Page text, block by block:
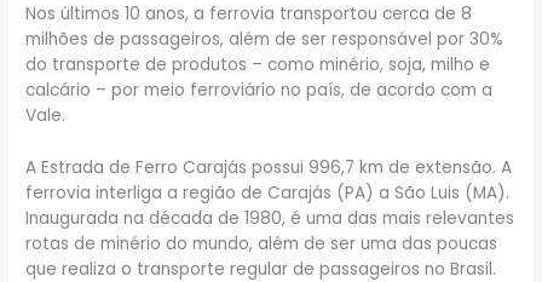
Nos últimos 10 anos, a ferrovia transportou cerca de 8
milhões de passageiros, além de ser responsável por 30%
do transporte de produtos – como minério, soja, milho e
calcário – por meio ferroviário no país, de acordo com a
Vale.
A Estrada de Ferro Carajás possui 996,7 km de extensão. A
ferrovia interliga a região de Carajás (PA) a São Luis (MA).
Inaugurada na década de 1980, é uma das mais relevantes
rotas de minério do mundo, além de ser uma das poucas
que realiza o transporte regular de passageiros no Brasil.